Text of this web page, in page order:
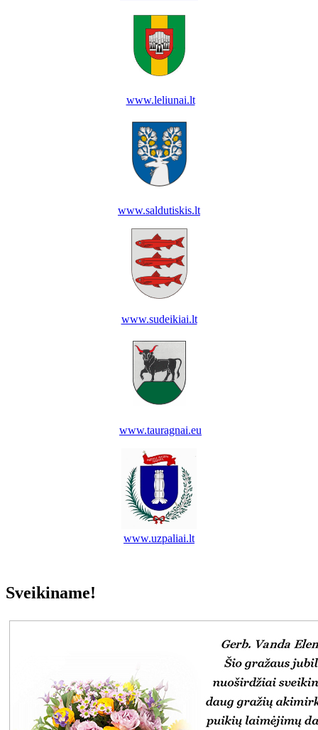
www.leliunai.lt
www.saldutiskis.lt
www.sudeikiai.lt
www.tauragnai.eu
www.uzpaliai.lt
Sveikiname!